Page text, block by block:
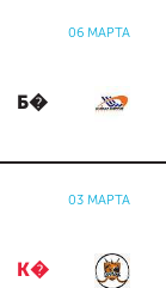
06 МАРТА
Б�
03 МАРТА
К�